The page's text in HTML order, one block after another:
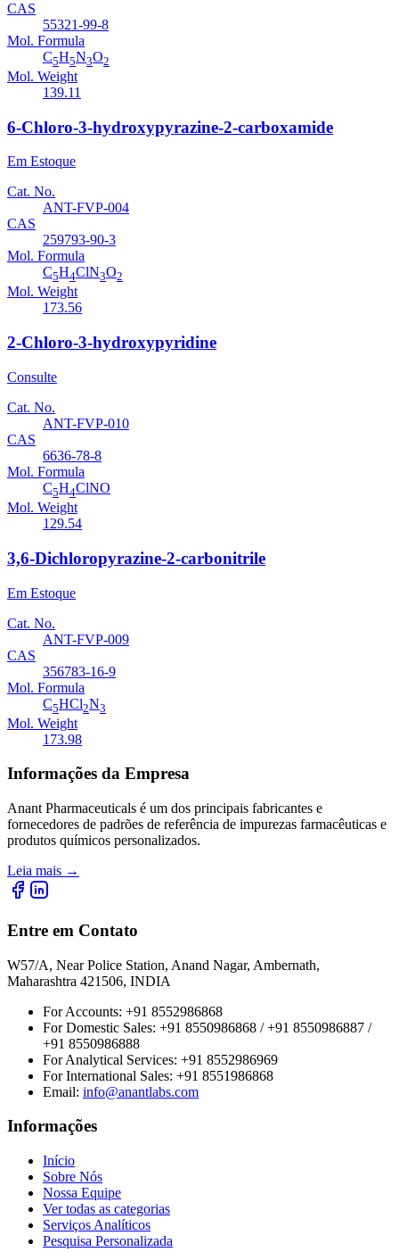
CAS
55321-99-8
Mol. Formula
C5H5N3O2
Mol. Weight
139.11
6-Chloro-3-hydroxypyrazine-2-carboxamide
Em Estoque
Cat. No.
ANT-FVP-004
CAS
259793-90-3
Mol. Formula
C5H4ClN3O2
Mol. Weight
173.56
2-Chloro-3-hydroxypyridine
Consulte
Cat. No.
ANT-FVP-010
CAS
6636-78-8
Mol. Formula
C5H4ClNO
Mol. Weight
129.54
3,6-Dichloropyrazine-2-carbonitrile
Em Estoque
Cat. No.
ANT-FVP-009
CAS
356783-16-9
Mol. Formula
C5HCl2N3
Mol. Weight
173.98
Informações da Empresa
Anant Pharmaceuticals é um dos principais fabricantes e
fornecedores de padrões de referência de impurezas farmacêuticas e
produtos químicos personalizados.
Leia mais →
Entre em Contato
W57/A, Near Police Station, Anand Nagar, Ambernath,
Maharashtra 421506, INDIA
For Accounts: +91 8552986868
For Domestic Sales: +91 8550986868 / +91 8550986887 /
+91 8550986888
For Analytical Services: +91 8552986969
For International Sales: +91 8551986868
Email: info@anantlabs.com
Informações
Início
Sobre Nós
Nossa Equipe
Ver todas as categorias
Serviços Analíticos
Pesquisa Personalizada